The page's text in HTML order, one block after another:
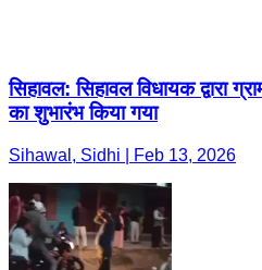
सिहावल: सिहावल विधायक द्वारा
का शुभारंभ किया गया
Sihawal, Sidhi | Feb 13, 2026